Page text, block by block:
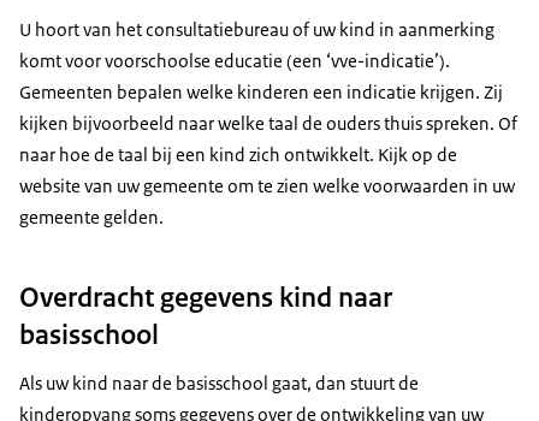
U hoort van het consultatiebureau of uw kind in aanmerking
komt voor voorschoolse educatie (een ‘vve-indicatie’).
Gemeenten bepalen welke kinderen een indicatie krijgen. Zij
kijken bijvoorbeeld naar welke taal de ouders thuis spreken. Of
naar hoe de taal bij een kind zich ontwikkelt. Kijk op de
website van uw gemeente om te zien welke voorwaarden in uw
gemeente gelden.
Overdracht gegevens kind naar
basisschool
Als uw kind naar de basisschool gaat, dan stuurt de
kinderopvang soms gegevens over de ontwikkeling van uw